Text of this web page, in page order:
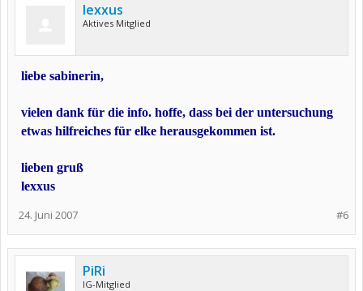
lexxus
Aktives Mitglied
liebe sabinerin,
vielen dank für die info. hoffe, dass bei der untersuchung
etwas hilfreiches für elke herausgekommen ist.
lieben gruß
lexxus
#6
24. Juni 2007
PiRi
IG-Mitglied